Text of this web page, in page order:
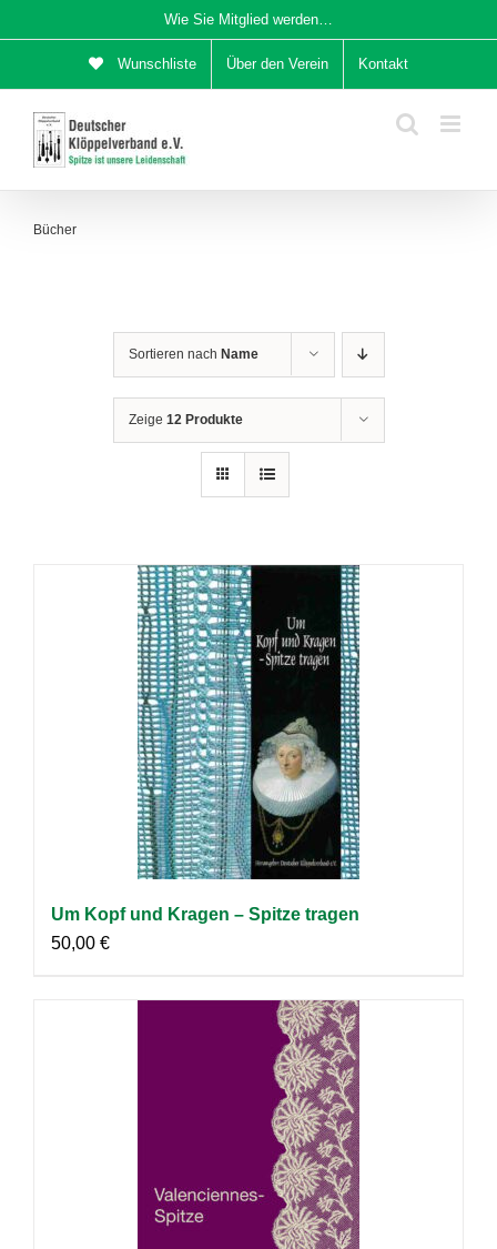
Inhalt
Wie Sie Mitglied werden…
Wunschliste Über den Verein Kontakt
Bücher
Sortieren nach Name
Zeige 12 Produkte
Um Kopf und Kragen – Spitze tragen
50,00 €